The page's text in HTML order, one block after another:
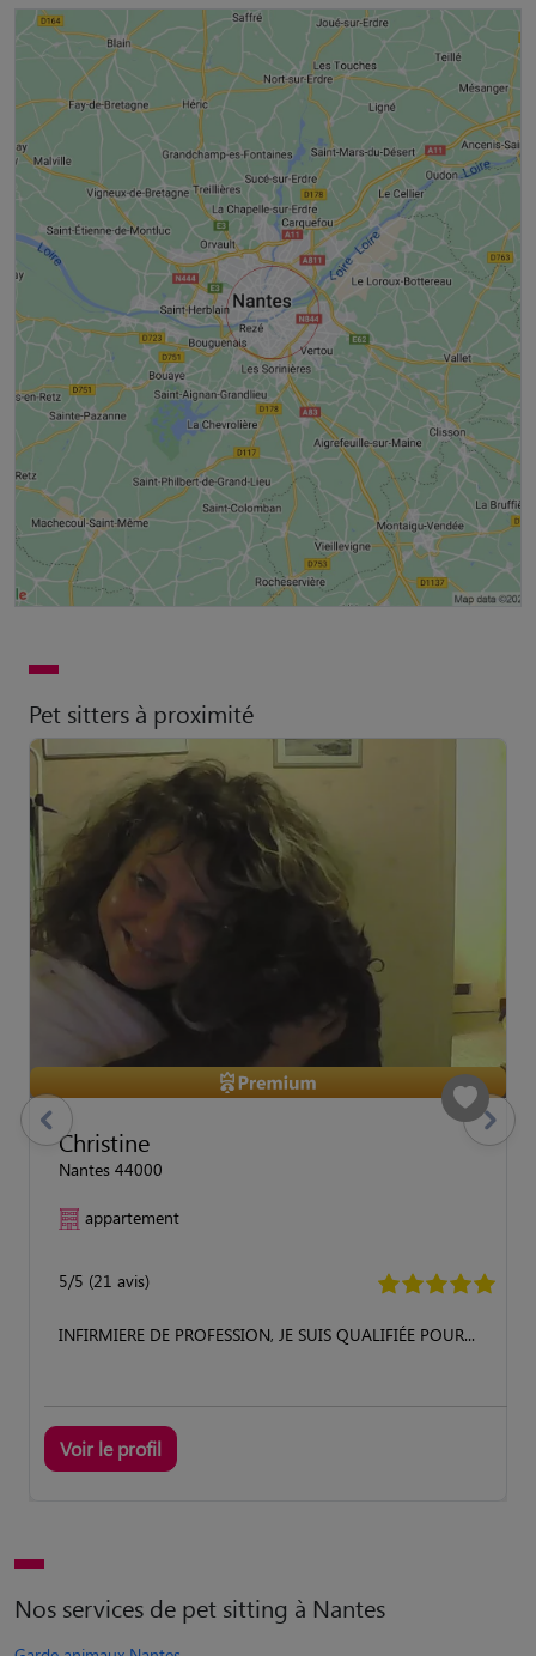
Pet sitters à proximité
Christine
Nantes 44000
appartement
5/5 (21 avis)
INFIRMIERE DE PROFESSION, JE SUIS QUALIFIÉE POUR...
Voir le profil
previous Suivant
Nos services de pet sitting à Nantes